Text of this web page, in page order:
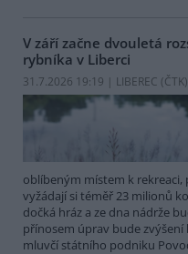
V září začne dvouletá
rybníka v Liberci
31.7.2026 19:19 | LIBEREC (ČTK)
oblíbeným místem k
vyžádají si téměř 23 milionů
dočká hráz a ze dna nádrže
přínosem úprav bude
mluvčí státního podniku